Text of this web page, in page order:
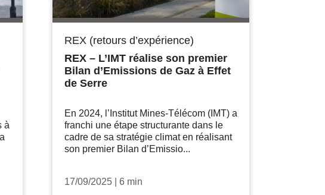
à
REX (retours d’expérience)
REX – L’IMT réalise son premier
Bilan d’Emissions de Gaz à Effet
de Serre
En 2024, l’Institut Mines-Télécom (IMT) a
franchi une étape structurante dans le
cadre de sa stratégie climat en réalisant
son premier Bilan d’Emissio...
17/09/2025 6 min